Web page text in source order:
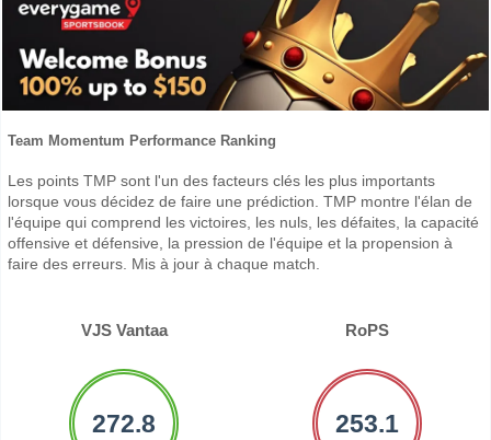
Team Momentum Performance Ranking
Les points TMP sont l'un des facteurs clés les plus importants
lorsque vous décidez de faire une prédiction. TMP montre l'élan de
l'équipe qui comprend les victoires, les nuls, les défaites, la capacité
offensive et défensive, la pression de l'équipe et la propension à
faire des erreurs. Mis à jour à chaque match.
VJS Vantaa RoPS
272.8 253.1